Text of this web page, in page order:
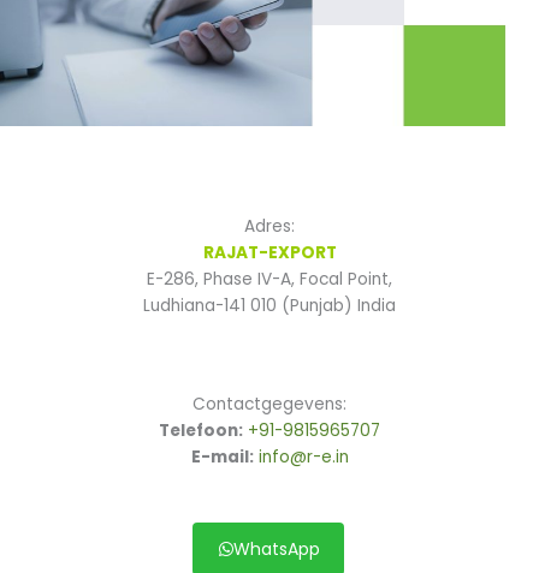
Adres:
RAJAT-EXPORT
E-286, Phase IV-A, Focal Point,
Ludhiana-141 010 (Punjab) India
Contactgegevens:
Telefoon: +91-9815965707
E-mail: info@r-e.in
WhatsApp